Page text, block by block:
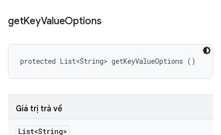
getKeyValueOptions
protected List<String> getKeyValueOptions ()
Giá trị trả về
List<String>